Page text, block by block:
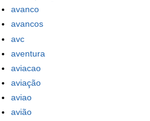
avanco
avancos
avc
aventura
aviacao
aviação
aviao
avião